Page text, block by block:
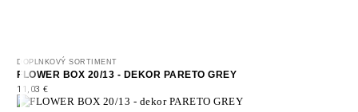
DOPLNKOVÝ SORTIMENT
FLOWER BOX 20/13 - DEKOR PARETO GREY
11,03 €